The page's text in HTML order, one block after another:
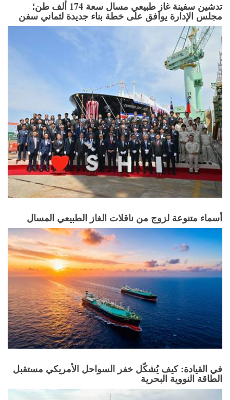
تدشين سفينة غاز طبيعي مسال سعة 174 ألف طن؛
مجلس الإدارة يوافق على خطة بناء جديدة لثماني سفن
أسماء متنوعة لزوج من ناقلات الغاز الطبيعي المسال
في القيادة: كيف يُشكّل خفر السواحل الأمريكي مستقبل
الطاقة النووية البحرية